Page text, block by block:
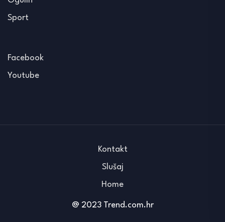
Sport
Facebook
Youtube
@ 2023 Trend.com.hr
Kontakt
Slušaj
Home